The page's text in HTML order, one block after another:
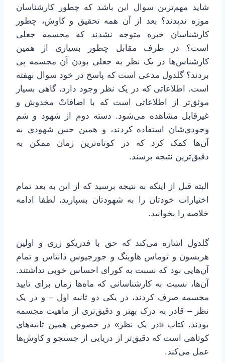
شاید مهم‌ترین سوال این باشد که چطور کارشناسان
موزه ندیدند؟ بعد از آن همه تحقیق و کاوش، چطور
کارشناسان خبره متوجه نشدند که مجسمه جعلی
است؟ در طرف مقابل چطور بسیاری از همین
کارشناس‌ها در یک نظر به جعلی بودن آن مجسمه پی
بردند؟ گلدول مدعی است که پاسخ در خود سوال نهفته
است. اطلاعاتی که در یک نظر وجود دارد، گاهی بسیار
موثق‌تر از اطلاعاتی است که با اضافاتْ مخدوش و
غیرقابل مشاهده می‌شود. دسته دوم از شهود و شم
وجودی‌شان استفاده کردند، و همین حس شهودی به
آن‌ها کمک کرد که در کوتاه‌ترین زمان ممکن به
دقیق‌ترین نتیجه برسند.
البته قبل از اینکه به نتیجه برسید که از این به بعد تمام
اختیارات خودتان را به شهودتان بسپارید، لطفا ادامه
خلاصه را بخوانید.
گلدول اشاره می‌کند که حق با فدریکو زری و اولین
هریسون و توماس هاوینگ و جورجیوس دانتاس و تمام
آن‌هایی بود که نسبت به کورای احساس خوبی نداشتند.
آن‌ها، نسبت به کارشناسانی که ماه‌ها زمان برای تایید
مجسمه صرف کردند، در یکی دو ثانیه اول – و در یک
نظر – قادر به درک بهتر و دقیق‌تری از ماهیت مجسمه
بودند. کتاب «در یک نظر» در خصوص همین ثانیه‌های
کوتاهی است که دقیق‌تر از دریایی از جستجو و کاوش‌ها
عمل می‌کند.